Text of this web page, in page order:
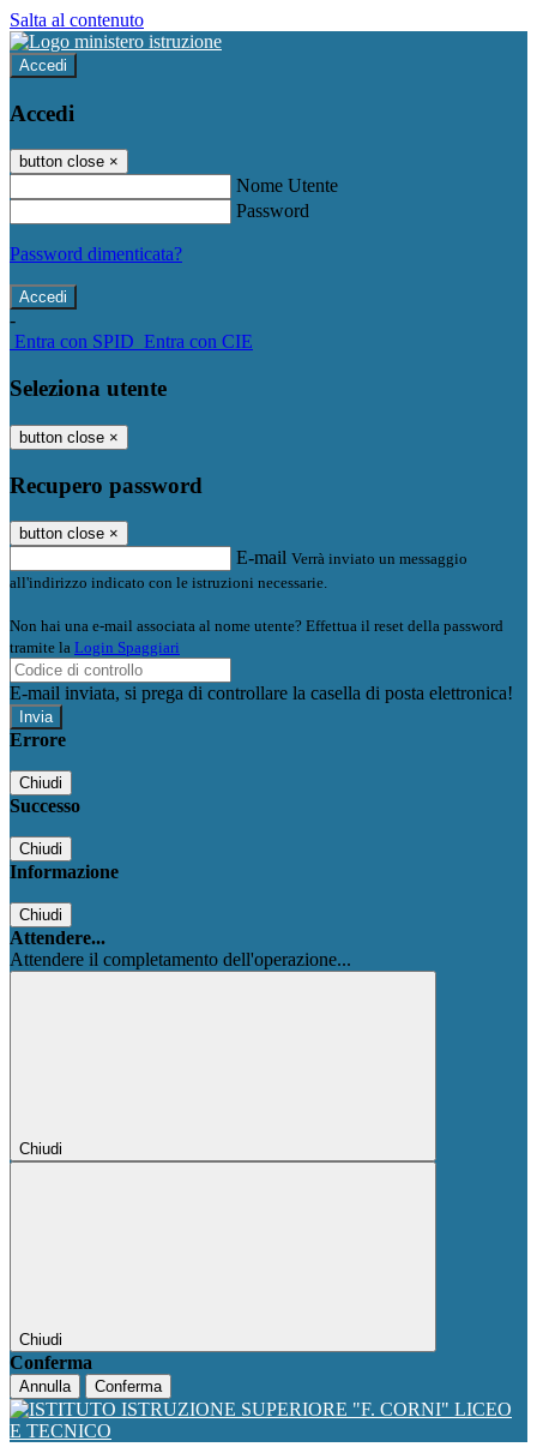
Salta al contenuto
Accedi
Accedi
button close ×
Nome Utente
Password
Password dimenticata?
-
Entra con SPID Entra con CIE
Seleziona utente
button close ×
Recupero password
button close ×
E-mail Verrà inviato un messaggio
all'indirizzo indicato con le istruzioni necessarie.
Non hai una e-mail associata al nome utente? Effettua il reset della password
tramite la Login Spaggiari
E-mail inviata, si prega di controllare la casella di posta elettronica!
Errore
Chiudi
Successo
Chiudi
Informazione
Chiudi
Attendere...
Attendere il completamento dell'operazione...
Chiudi
Chiudi
Conferma
Annulla Conferma